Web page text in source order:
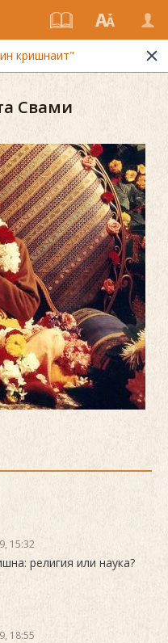
кришнаит"
Свами
15:32
религия или наука?
18:55